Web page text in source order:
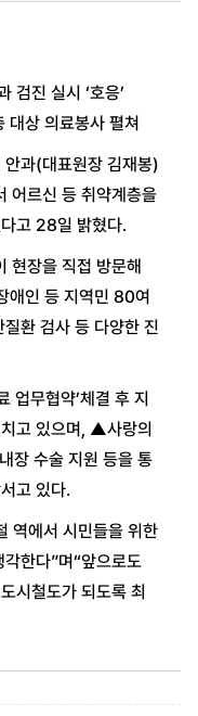
검진 실시 ‘호응’
대상 의료봉사 펼쳐
과(대표원장 김재봉)
어르신 등 취약계층을
고 28일 밝혔다.
현장을 직접 방문해
애인 등 지역민 80여
환 검사 등 다양한 진
업무협약’체결 후 지
고 있으며, ▲사랑의
장 수술 지원 등을 통
고 있다.
역에서 시민들을 위한
한다”며“앞으로도
시철도가 되도록 최